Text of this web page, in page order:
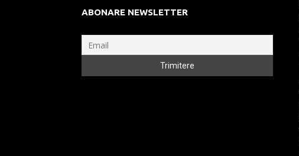
ABONARE NEWSLETTER